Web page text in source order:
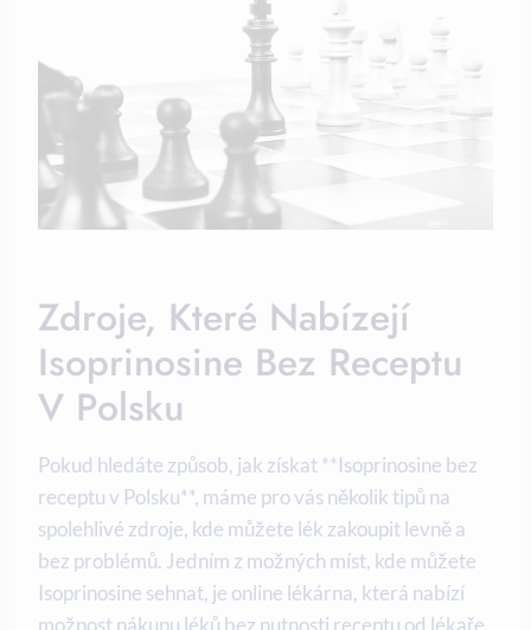
Zdroje, Které Nabízejí
Isoprinosine Bez Receptu
V Polsku
Pokud hledáte způsob, jak získat **Isoprinosine bez
receptu v Polsku**, máme pro vás několik tipů na
spolehlivé zdroje, kde můžete lék zakoupit levně a
bez problémů. Jedním z možných míst, kde můžete
Isoprinosine sehnat, je online lékárna, která nabízí
možnost nákupu léků bez nutnosti receptu od lékaře.